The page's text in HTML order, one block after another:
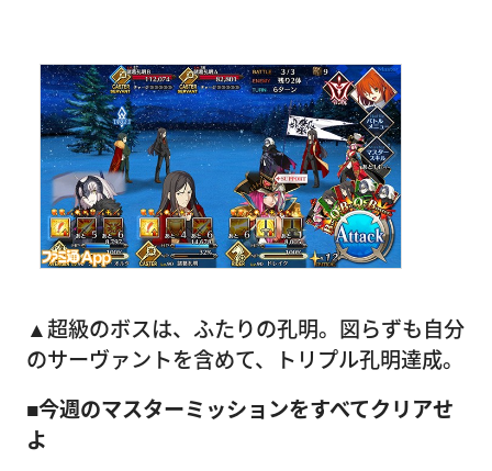
▲超級のボスは、ふたりの孔明。図らずも自分
のサーヴァントを含めて、トリプル孔明達成。
■今週のマスターミッションをすべてクリアせ
よ